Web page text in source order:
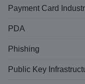
Payment Card
PDA
Phishing
Public Key